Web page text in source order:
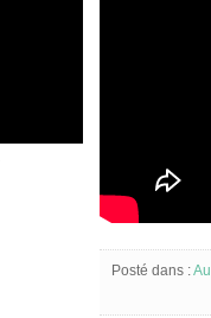
Posté dans :